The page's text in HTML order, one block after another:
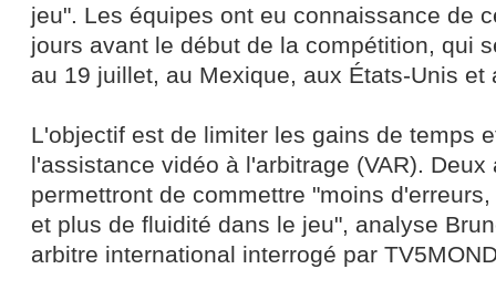
jeu". Les équipes ont eu connaissance de
jours avant le début de la compétition, qui
au 19 juillet, au Mexique, aux États-Unis et
L'objectif est de limiter les gains de temps
l'assistance vidéo à l'arbitrage (VAR). Deux
permettront de commettre "moins
et plus de fluidité dans le jeu", analyse
arbitre international interrogé par